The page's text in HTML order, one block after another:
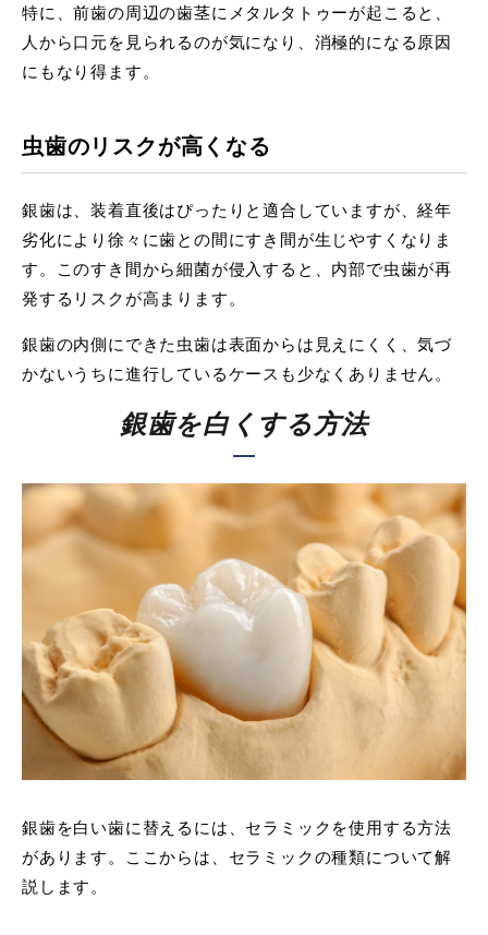
特に、前歯の周辺の歯茎にメタルタトゥーが起こると、
人から口元を見られるのが気になり、消極的になる原因
にもなり得ます。
虫歯のリスクが高くなる
銀歯は、装着直後はぴったりと適合していますが、経年
劣化により徐々に歯との間にすき間が生じやすくなりま
す。このすき間から細菌が侵入すると、内部で虫歯が再
発するリスクが高まります。
銀歯の内側にできた虫歯は表面からは見えにくく、気づ
かないうちに進行しているケースも少なくありません。
銀歯を白くする方法
銀歯を白い歯に替えるには、セラミックを使用する方法
があります。ここからは、セラミックの種類について解
説します。